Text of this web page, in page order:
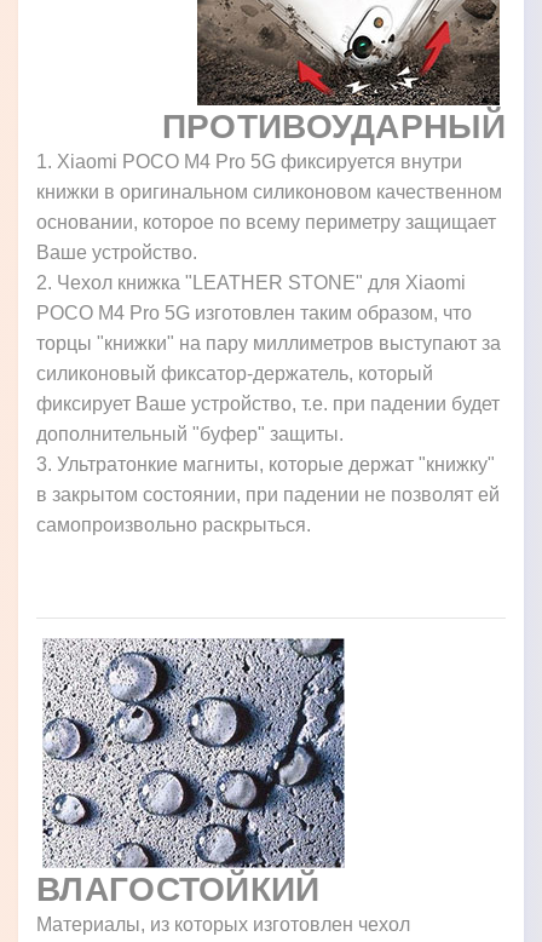
ПРОТИВОУДАРНЫЙ
1. Xiaomi POCO M4 Pro 5G фиксируется внутри
книжки в оригинальном силиконовом качественном
основании, которое по всему периметру защищает
Ваше устройство.
2. Чехол книжка "LEATHER STONE" для Xiaomi
POCO M4 Pro 5G изготовлен таким образом, что
торцы "книжки" на пару миллиметров выступают за
силиконовый фиксатор-держатель, который
фиксирует Ваше устройство, т.е. при падении будет
дополнительный "буфер" защиты.
3. Ультратонкие магниты, которые держат "книжку"
в закрытом состоянии, при падении не позволят ей
самопроизвольно раскрыться.
ВЛАГОСТОЙКИЙ
Материалы, из которых изготовлен чехол